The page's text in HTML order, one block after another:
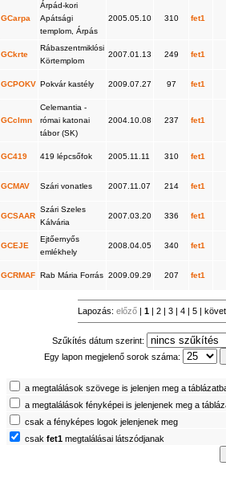
GCarpa
Árpád-kori
Apátsági
templom, Árpás
2005.05.10 310 fet1
GCkrte
Rábaszentmiklósi
Körtemplom
2007.01.13 249 fet1
GCPOKV Pokvár kastély 2009.07.27 97 fet1
GCclmn
Celemantia -
római katonai
tábor (SK)
2004.10.08 237 fet1
GC419 419 lépcsőfok 2005.11.11 310 fet1
GCMAV Szári vonatles 2007.11.07 214 fet1
GCSAAR
Szári Szeles
Kálvária
2007.03.20 336 fet1
GCEJE
Ejtőernyős
emlékhely
2008.04.05 340 fet1
GCRMAF Rab Mária Forrás 2009.09.29 207 fet1
Lapozás:előző |1 2 3 4 5
Szűkítés dátum szerint:
Egy lapon megjelenő sorok száma:
a megtalálások szövege is jelenjen meg a
a megtalálások fényképei is jelenjenek meg a
csak a fényképes logok jelenjenek meg
csakfet1 megtalálásai látszódjanak